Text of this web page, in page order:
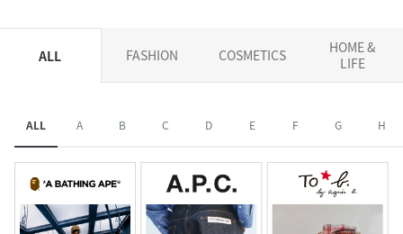
ALL FASHION COSMETICS
HOME &
LIFE
ALL A B C D E F G H